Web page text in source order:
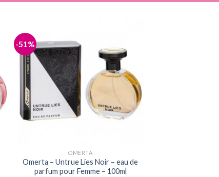
-51%
OMERTA
Omerta – Untrue Lies Noir – eau de
parfum pour Femme – 100ml